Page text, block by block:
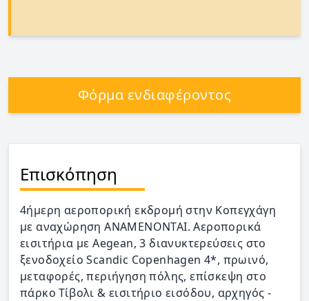
Φόρμα ενδιαφέροντος
Επισκόπηση
4ήμερη αεροπορική εκδρομή στην Κοπεγχάγη
με αναχώρηση ΑΝΑΜΕΝΟΝΤΑΙ. Αεροπορικά
εισιτήρια με Aegean, 3 διανυκτερεύσεις στο
ξενοδοχείο Scandic Copenhagen 4*, πρωινό,
μεταφορές, περιήγηση πόλης, επίσκεψη στο
πάρκο Τίβολι & εισιτήριο εισόδου, αρχηγός -